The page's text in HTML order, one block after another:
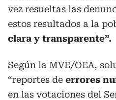
vez resueltas las
estos resultados a la
clara y transparente”.
Según la MVE/OEA,
“reportes de errores
en las votaciones del